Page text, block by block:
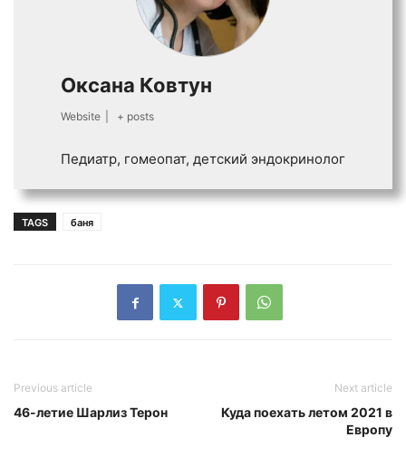
Оксана Ковтун
Website + posts
Педиатр, гомеопат, детский эндокринолог
TAGS баня
Previous article
46-летие Шарлиз Терон
Next article
Куда поехать летом 2021 в
Европу